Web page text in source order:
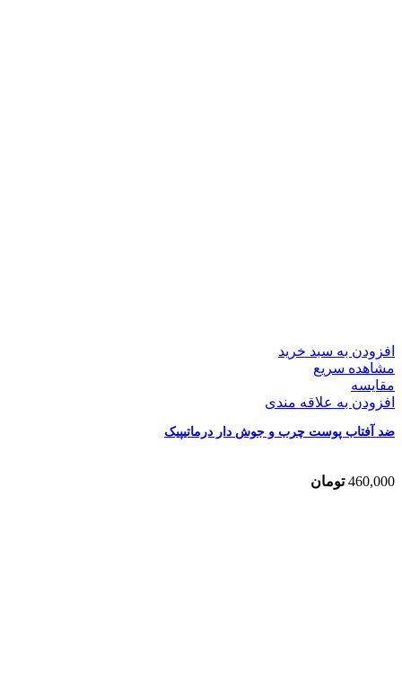
افزودن به سبد خرید
مشاهده سریع
مقایسه
افزودن به علاقه مندی
ضد آفتاب پوست چرب و جوش دار درماتیپیک
460,000 تومان